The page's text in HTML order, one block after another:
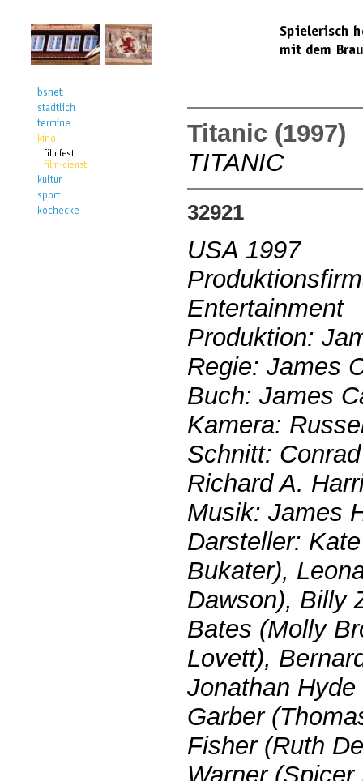
Titanic (1997)
TITANIC
32921
USA 1997
Entertainment
Produktion:
Regie: James
Buch: James
Kamera:
Schnitt:
Richard A.
Musik: James
Darsteller:
Bukater),
Dawson), Billy
Bates (Molly
Lovett),
Jonathan
Garber
Fisher (Ruth
Warner